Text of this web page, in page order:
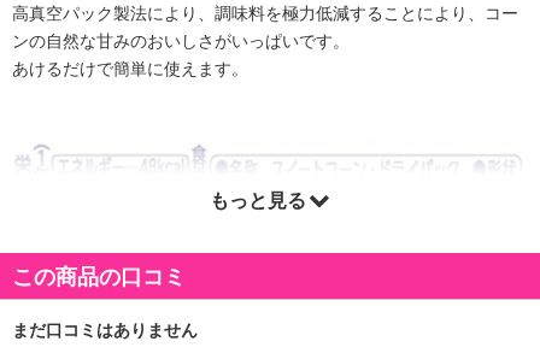
高真空パック製法により、調味料を極力低減することにより、コー
ンの自然な甘みのおいしさがいっぱいです。
あけるだけで簡単に使えます。
もっと見る
この商品の口コミ